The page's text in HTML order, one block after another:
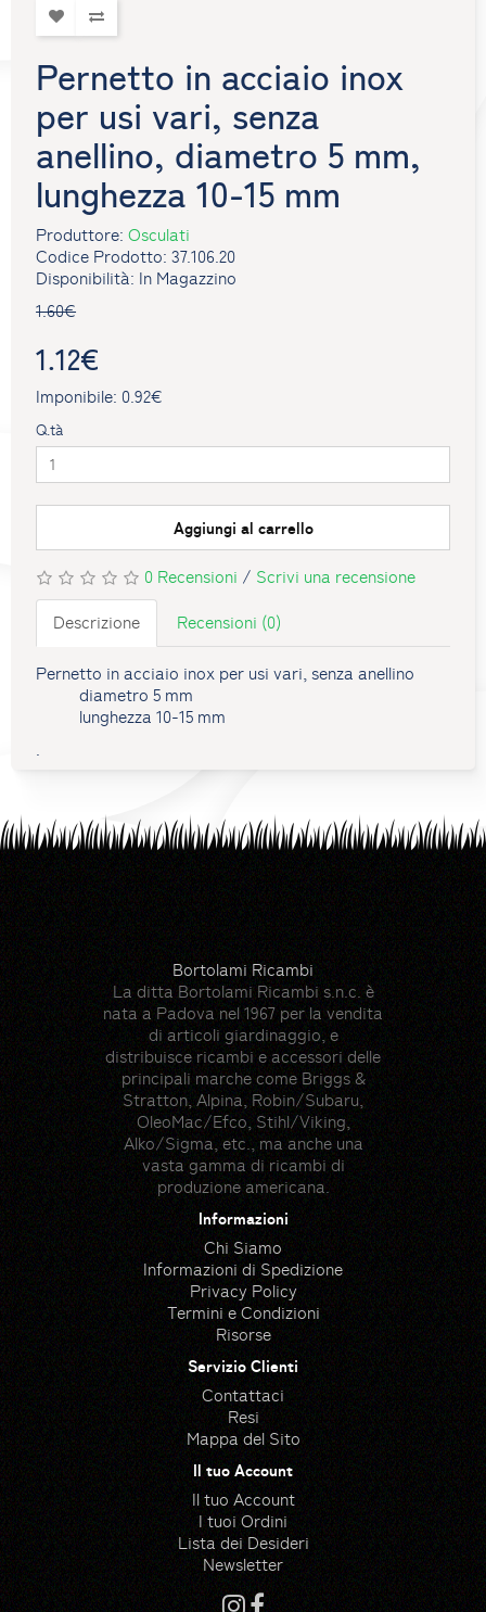
Pernetto in acciaio inox
per usi vari, senza
anellino, diametro 5 mm,
lunghezza 10-15 mm
Produttore:Osculati
Codice Prodotto: 37.106.20
Disponibilità: In Magazzino
1.60€
1.12€
Imponibile: 0.92€
Q.tà
Aggiungi al carrello
0 Recensioni / Scrivi una recensione
Descrizione Recensioni (0)
Pernetto in acciaio inox per usi vari, senza anellino
diametro 5 mm
lunghezza 10-15 mm
.
Bortolami Ricambi
La ditta Bortolami Ricambi s.n.c. è
nata a Padova nel 1967 per la vendita
di articoli giardinaggio, e
distribuisce ricambi e accessori delle
principali marche come Briggs &
Stratton, Alpina, Robin/Subaru,
OleoMac/Efco, Stihl/Viking,
Alko/Sigma, etc., ma anche una
vasta gamma di ricambi di
produzione americana.
Informazioni
Chi Siamo
Informazioni di Spedizione
Privacy Policy
Termini e Condizioni
Risorse
Servizio Clienti
Contattaci
Resi
Mappa del Sito
Il tuo Account
Il tuo Account
I tuoi Ordini
Lista dei Desideri
Newsletter